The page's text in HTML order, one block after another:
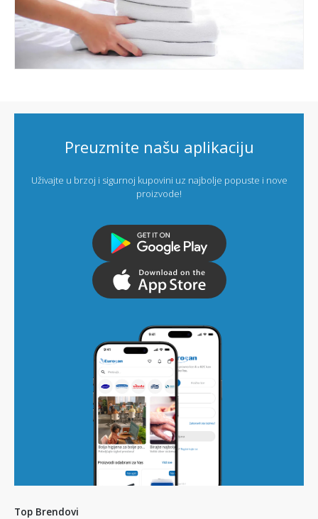
Preuzmite našu aplikaciju
Uživajte u brzoj i sigurnoj kupovini uz najbolje popuste i nove
proizvode!
Top Brendovi